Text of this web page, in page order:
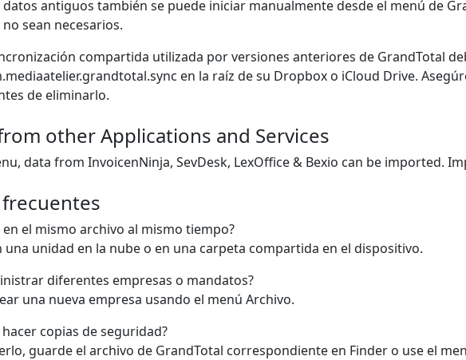
antiguos también se puede iniciar manualmente desde el menú de
sean necesarios.
compartida utilizada por versiones anteriores de GrandTotal
en la raíz de su Dropbox o iCloud Drive.
de eliminarlo.
other Applications and Services
data from InvoicenNinja, SevDesk, LexOffice & Bexio can be imported.
el mismo archivo al mismo tiempo?
una unidad en la nube o en una carpeta compartida en el dispositivo.
diferentes empresas o mandatos?
una nueva empresa usando el menú Archivo.
copias de seguridad?
guarde el archivo de GrandTotal correspondiente en Finder o use el